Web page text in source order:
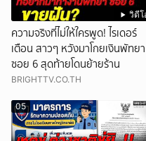
วิดีโ
ความจริงที่ไม่ให้ใครพูด! ไรเดอร์
เตือน สาวๆ หวังมาโกยเงินพัทยา
ซอย 6 สุดท้ายโดนย้ายร้าน
BRIGHTTV.CO.TH
05